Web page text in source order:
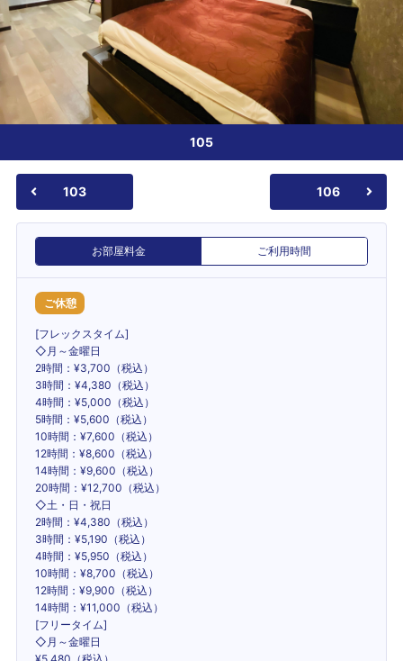
105
103 106
お部屋料金 ご利用時間
ご休憩
[フレックスタイム]
◇月～金曜日
2時間：¥3,700（税込）
3時間：¥4,380（税込）
4時間：¥5,000（税込）
5時間：¥5,600（税込）
10時間：¥7,600（税込）
12時間：¥8,600（税込）
14時間：¥9,600（税込）
20時間：¥12,700（税込）
◇土・日・祝日
2時間：¥4,380（税込）
3時間：¥5,190（税込）
4時間：¥5,950（税込）
10時間：¥8,700（税込）
12時間：¥9,900（税込）
14時間：¥11,000（税込）
[フリータイム]
◇月～金曜日